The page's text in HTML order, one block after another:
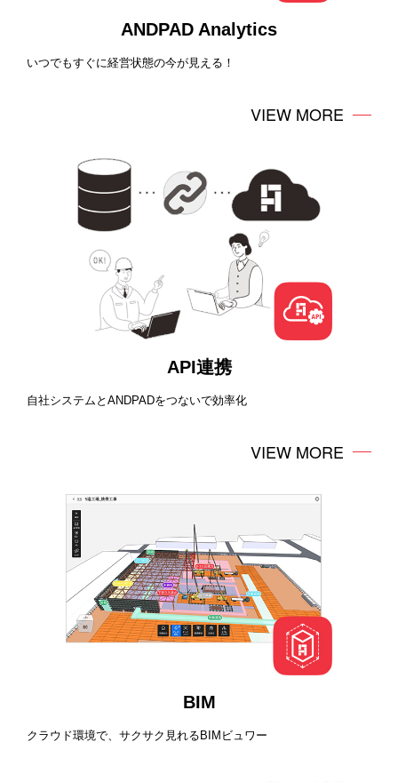
ANDPAD Analytics
いつでもすぐに経営状態の今が見える！
VIEW MORE
API連携
自社システムとANDPADをつないで効率化
VIEW MORE
BIM
クラウド環境で、サクサク見れるBIMビュワー